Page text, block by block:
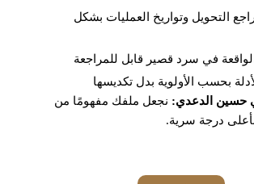
التحويل وتواريخ العمليات بشكل
في سرد قصير قابل للمراجعة
بحسب الأولوية بدل تكديسها
حسين الدعدي: نجعل ملفك مفهومًا من
درجة سرية.